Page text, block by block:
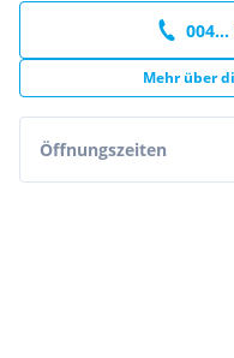
Mehr über
Öffnungszeiten